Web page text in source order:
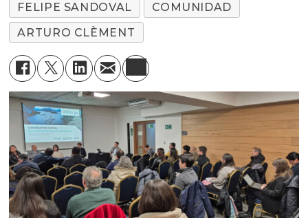
FELIPE SANDOVAL
COMUNIDAD
ARTURO CLÈMENT